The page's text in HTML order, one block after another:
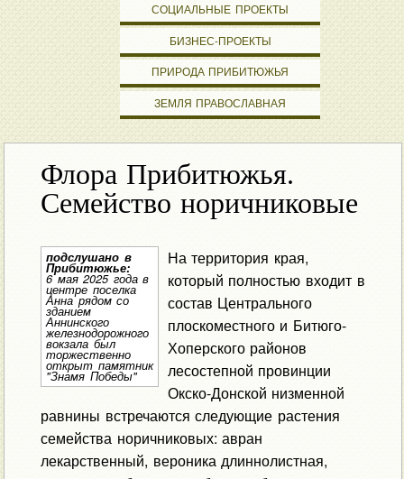
СОЦИАЛЬНЫЕ ПРОЕКТЫ
БИЗНЕС-ПРОЕКТЫ
ПРИРОДА ПРИБИТЮЖЬЯ
ЗЕМЛЯ ПРАВОСЛАВНАЯ
Флора Прибитюжья.
Семейство норичниковые
подслушано в
Прибитюжье:
6 мая 2025 года в
центре поселка
Анна рядом со
зданием
Аннинского
железнодорожного
вокзала был
торжественно
открыт памятник
"Знамя Победы"
На территория края,
который полностью входит в
состав Центрального
плоскоместного и Битюго-
Хоперского районов
лесостепной провинции
Окско-Донской низменной
равнины встречаются следующие растения
семейства норичниковых: авран
лекарственный, вероника длиннолистная,